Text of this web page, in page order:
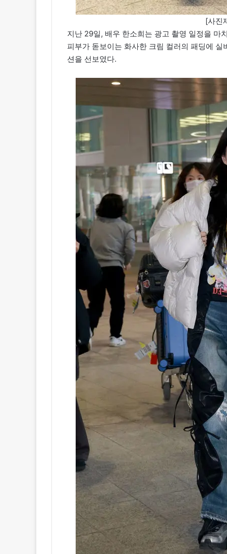
[사진
지난 29일, 배우 한소희는 광고 촬영 일정을 마
피부가 돋보이는 화사한 크림 컬러의 패딩에
션을 선보였다.